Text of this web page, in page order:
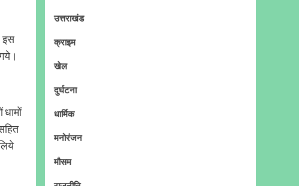
इस
धामों
उत्तराखंड
क्राइम
खेल
दुर्घटना
धार्मिक
मनोरंजन
मौसम